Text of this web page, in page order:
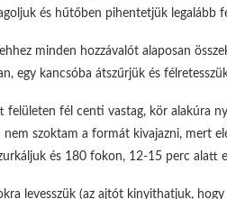
és hűtőben pihentetjük legalább
minden hozzávalót alaposan
egy kancsóba átszűrjük és
felületen fél centi vastag, kör alakúra
szoktam a formát kivajazni, mert
és 180 fokon, 12-15 perc alatt
levesszük (az ajtót kinyithatjuk, hogy